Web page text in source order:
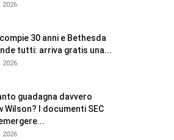
2026
30 anni e Bethesda
tutti: arriva gratis una...
2026
guadagna davvero
Wilson? I documenti SEC
2026